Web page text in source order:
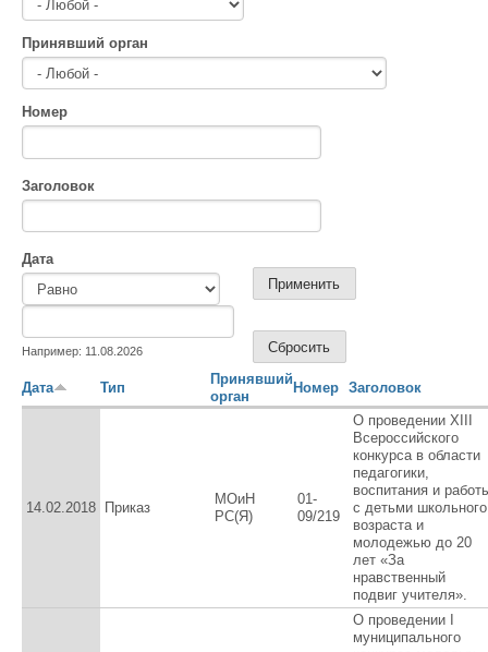
Принявший орган
Номер
Заголовок
Дата
Например: 11.08.2026
Дата Тип
Принявший
орган
Номер Заголовок
14.02.2018 Приказ
МОиН
РС(Я)
01-
09/219
О проведении XIII
Всероссийского
конкурса в области
педагогики,
воспитания и
с детьми школьного
возраста и
молодежью до 20
лет «За
нравственный
подвиг учителя».
О проведении I
муниципального